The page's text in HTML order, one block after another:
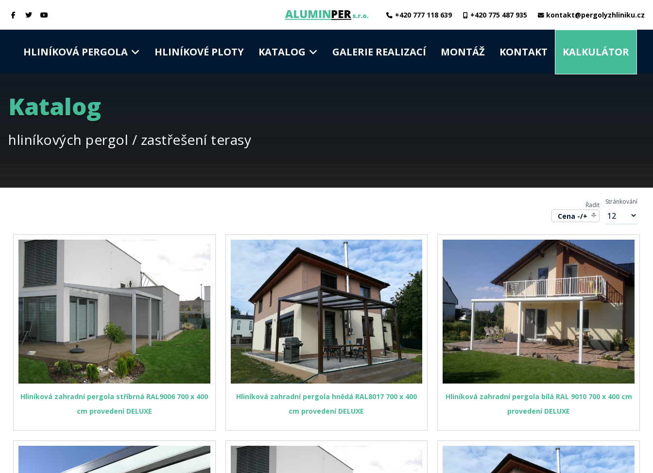
+420 777 118 639 +420 775 487 935 kontakt@pergolyzhliniku.cz
HLINÍKOVÁ PERGOLA HLINÍKOVÉ PLOTY KATALOG GALERIE REALIZACÍ MONTÁŽ KONTAKT KALKULÁTOR
Katalog
hliníkových pergol / zastřešení terasy
Řadit
Cena -/+
Stránkování
Hliníková zahradní pergola stříbrná RAL9006 700 x 400
cm provedení DELUXE
Hliníková zahradní pergola hnědá RAL8017 700 x 400
cm provedení DELUXE
Hliníková zahradní pergola bílá RAL 9010 700 x 400 cm
provedení DELUXE